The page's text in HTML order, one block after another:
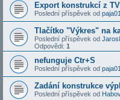
Export konstrukcí z
Poslední příspěvek od paja01
Tlačítko "Výkres" na
Poslední příspěvek od
Odpovědi: 1
nefunguje Ctr+S
Poslední příspěvek od paja01
Zadání konstrukce
Poslední příspěvek od